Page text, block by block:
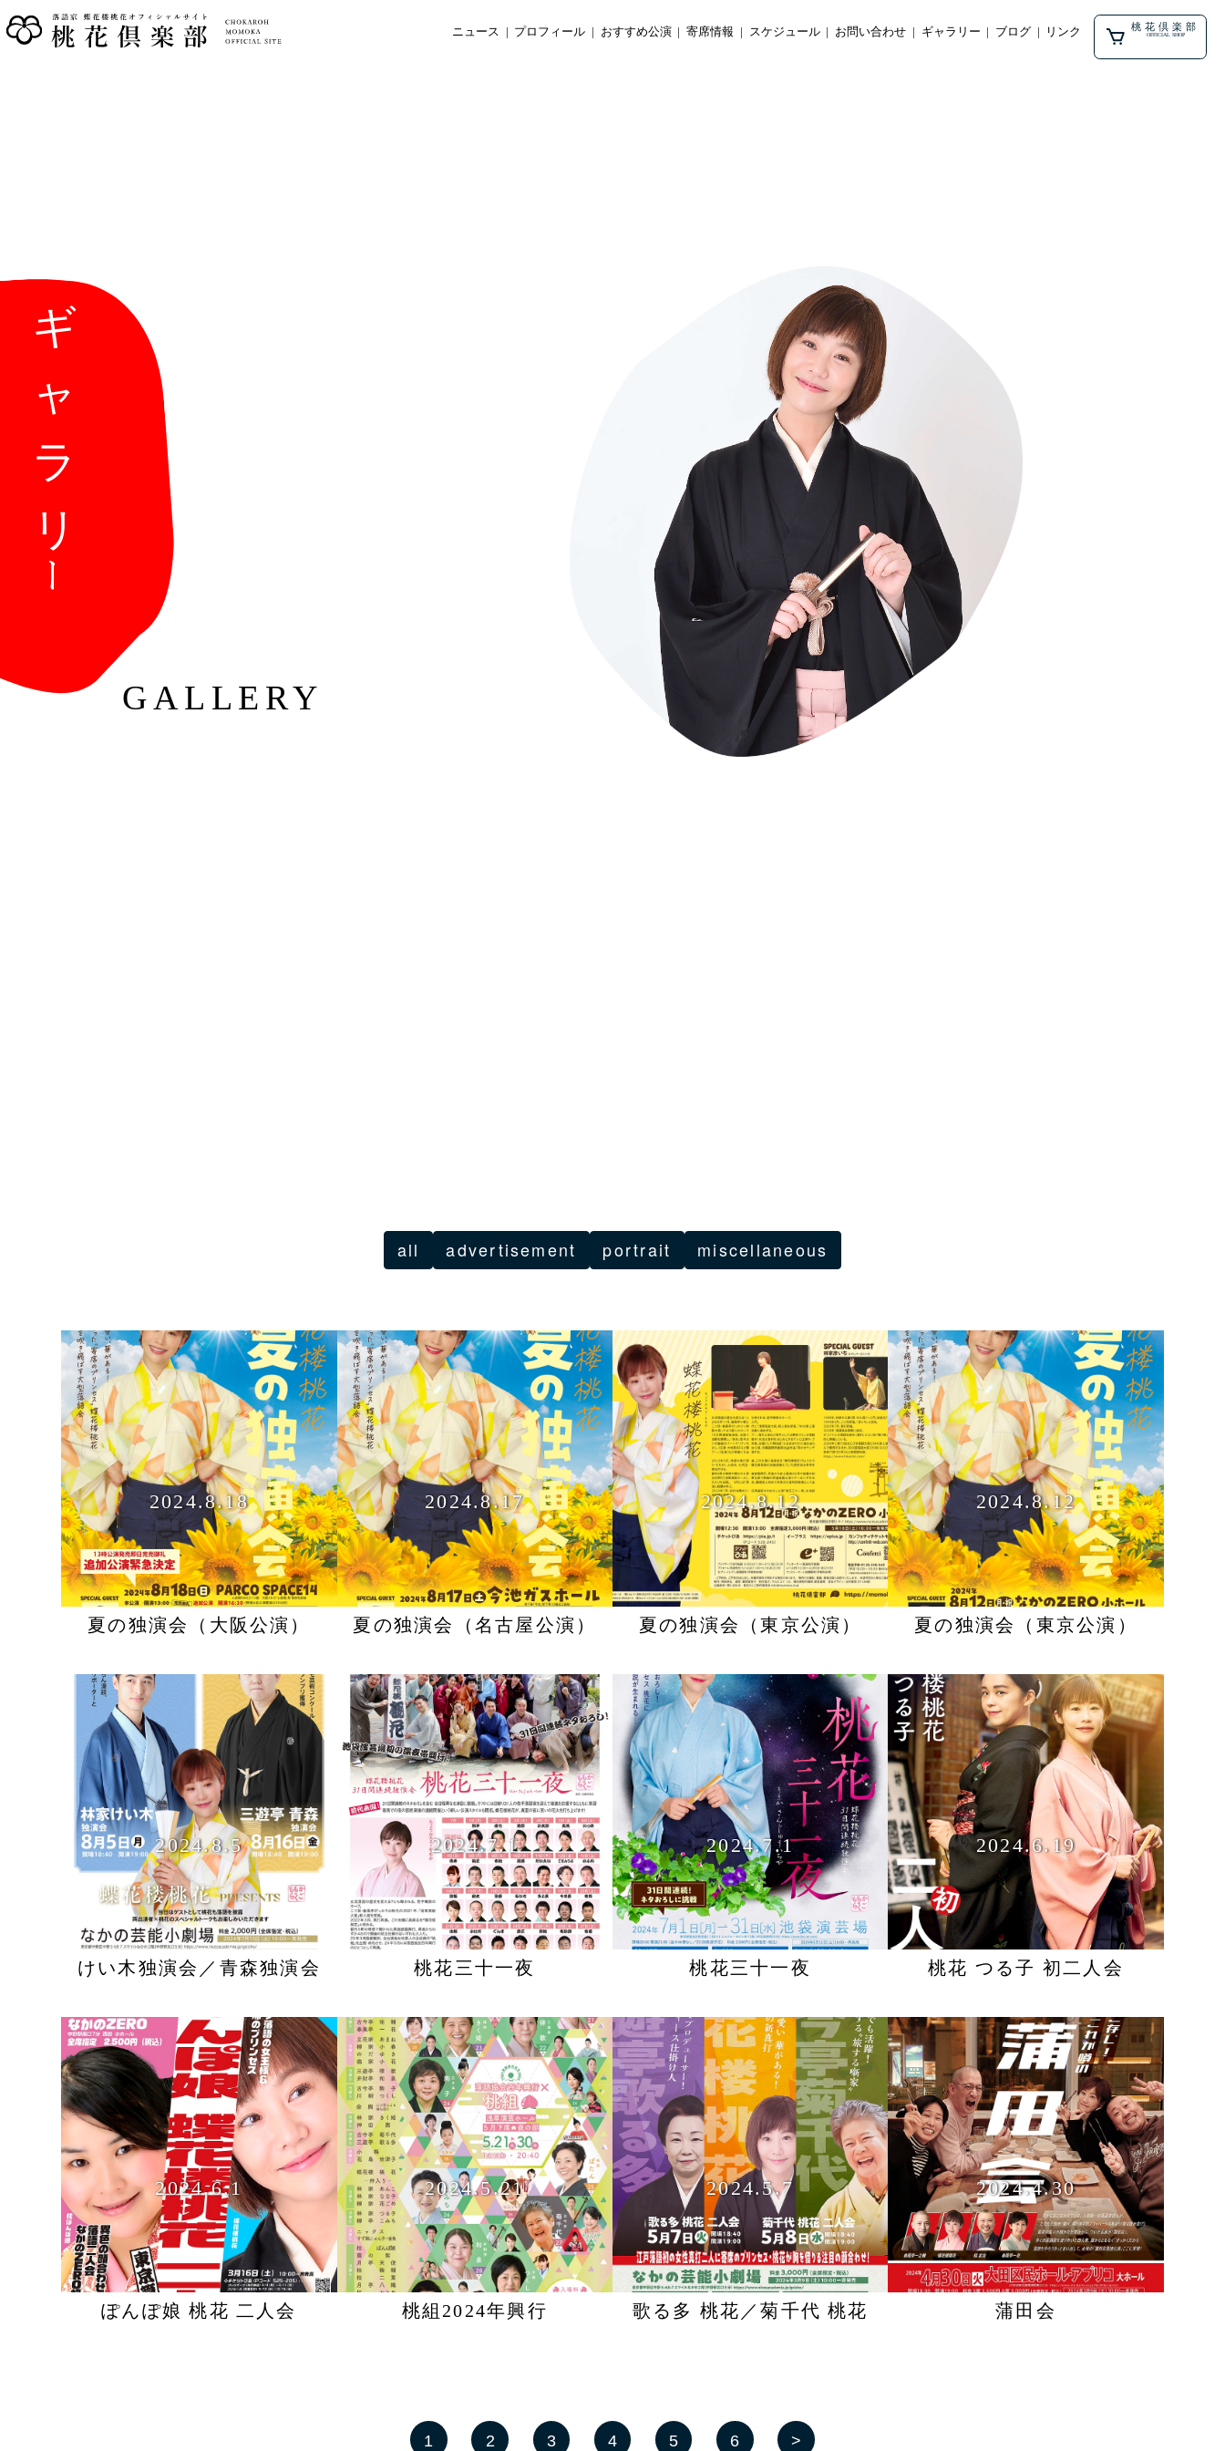
ニュース プロフィール おすすめ公演 寄席情報 スケジュール お問い合わせ ギャラリー ブログ リンク 桃花倶楽部
OFFICIAL SHOP
GALLERY
all advertisement portrait miscellaneous
夏の独演会（大阪公演）
2024.8.18
夏の独演会（名古屋公演）
2024.8.17
夏の独演会（東京公演）
2024.8.12
夏の独演会（東京公演）
2024.8.12
けい木独演会／青森独演会
2024.8.5
桃花三十一夜
2024.7.1
桃花三十一夜
2024.7.1
桃花 つる子 初二人会
2024.6.19
ぽんぽ娘 桃花 二人会
2024.6.1
桃組2024年興行
2024.5.21
歌る多 桃花／菊千代 桃花
2024.5.7
蒲田会
2024.4.30
1 2 3 4 5 6 >